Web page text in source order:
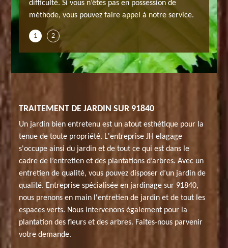
difficulté. Si vous n’êtes pas en possession de
méthode, vous pouvez faire appel à notre service.
des
1 2
TRAITEMENT DE JARDIN SUR 91840
Un jardin bien entretenu est un atout esthétique pour la
tenue de toute propriété. L'entreprise JH elagage
s'occupe ainsi du jardin et de tout ce qui est dans le
cadre de l’entretien et des plantations d’arbres. Avec un
entretien de qualité, vous pouvez disposer d’un jardin de
qualité. Entreprise spécialisée en jardinage sur 91840,
nous prenons en main l'entretien de jardin et de tout les
espaces verts. Nous intervenons également pour la
plantation des fleurs et des arbres. Faites-nous parvenir
votre demande.